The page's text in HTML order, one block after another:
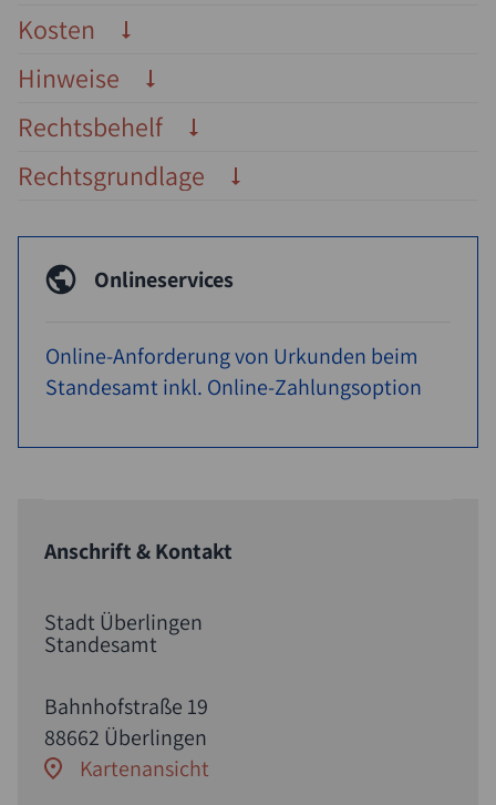
Kosten
Hinweise
Rechtsbehelf
Rechtsgrundlage
Onlineservices
Online-Anforderung von Urkunden beim
Standesamt inkl. Online-Zahlungsoption
Anschrift & Kontakt
Stadt Überlingen
Standesamt
Bahnhofstraße 19
88662 Überlingen
Kartenansicht